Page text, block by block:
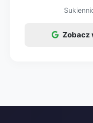
Zobacz